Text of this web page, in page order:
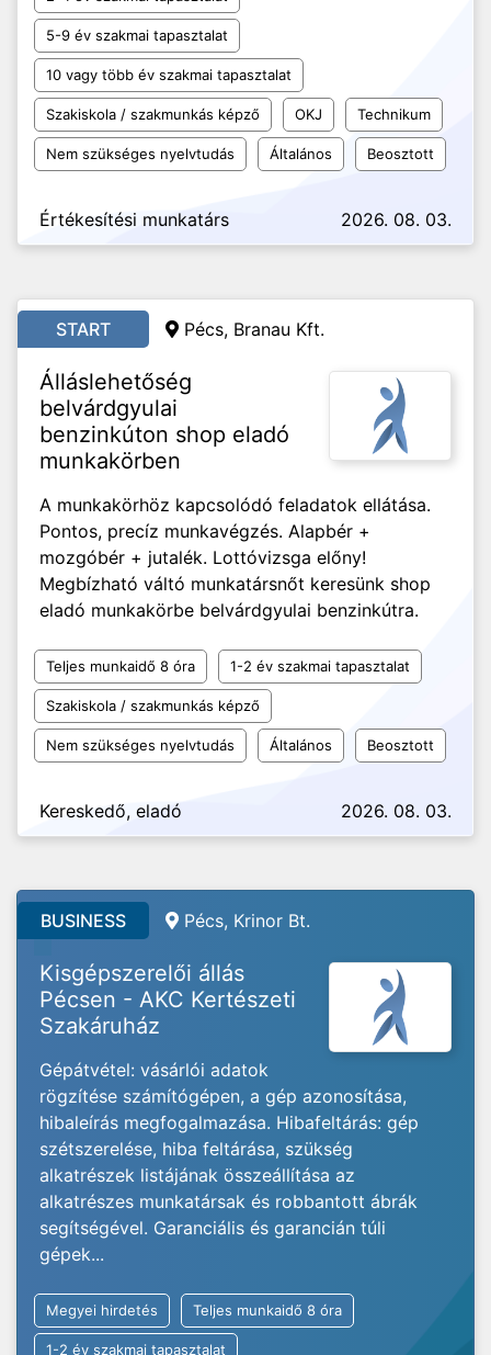
5-9 év szakmai tapasztalat
10 vagy több év szakmai tapasztalat
Szakiskola / szakmunkás képző OKJ Technikum
Nem szükséges nyelvtudás Általános Beosztott
Értékesítési munkatárs 2026. 08. 03.
START Pécs, Branau Kft.
Álláslehetőség
belvárdgyulai
benzinkúton shop eladó
munkakörben
A munkakörhöz kapcsolódó feladatok ellátása.
Pontos, precíz munkavégzés. Alapbér +
mozgóbér + jutalék. Lottóvizsga előny!
Megbízható váltó munkatársnőt keresünk shop
eladó munkakörbe belvárdgyulai benzinkútra.
Teljes munkaidő 8 óra 1-2 év szakmai tapasztalat
Szakiskola / szakmunkás képző
Nem szükséges nyelvtudás Általános Beosztott
Kereskedő, eladó 2026. 08. 03.
BUSINESS Pécs, Krinor Bt.
Kisgépszerelői állás
Pécsen - AKC Kertészeti
Szakáruház
Gépátvétel: vásárlói adatok
rögzítése számítógépen, a gép azonosítása,
hibaleírás megfogalmazása. Hibafeltárás: gép
szétszerelése, hiba feltárása, szükség
alkatrészek listájának összeállítása az
alkatrészes munkatársak és robbantott ábrák
segítségével. Garanciális és garancián túli
gépek...
Megyei hirdetés Teljes munkaidő 8 óra
1-2 év szakmai tapasztalat